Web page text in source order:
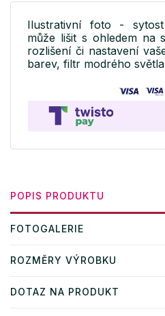
Ilustrativní foto -
může lišit s ohledem na
rozlišení či nastavení
barev, filtr modrého
POPIS PRODUKTU
FOTOGALERIE
ROZMĚRY VÝROBKU
DOTAZ NA PRODUKT